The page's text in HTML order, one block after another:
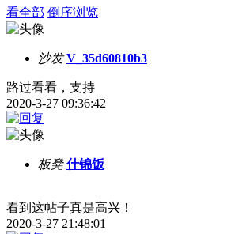
看全部 倒序浏览
沙发 V_35d60810b3
路过看看，支持
2020-3-27 09:36:42
板凳 什锦饭
看到这帖子真是高兴！
2020-3-27 21:48:01